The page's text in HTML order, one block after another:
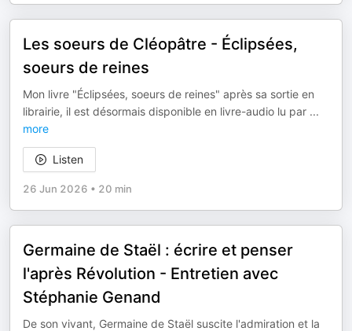
Les soeurs de Cléopâtre - Éclipsées,
soeurs de reines
Mon livre "Éclipsées, soeurs de reines" après sa sortie en
librairie, il est désormais disponible en livre-audio lu par ...
more
Listen
26 Jun 2026 • 20 min
Germaine de Staël : écrire et penser
l'après Révolution - Entretien avec
Stéphanie Genand
De son vivant, Germaine de Staël suscite l'admiration et la